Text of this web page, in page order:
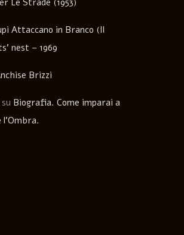
Le Strade (1953)
Attaccano in Branco (Il
nest – 1969
Brizzi
su Biografia. Come imparai a